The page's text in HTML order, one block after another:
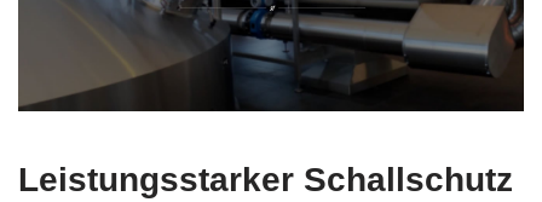
Leistungsstarker Schallschutz